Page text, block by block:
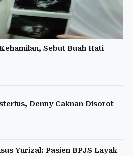
Sebut Buah Hati
Denny Caknan Disorot
Yurizal: Pasien BPJS Layak